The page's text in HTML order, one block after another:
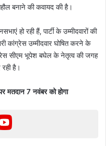
बनाने की कवायद की है।
हो रही हैं, पार्टी के उम्मीदवारों की
कांग्रेस उम्मीदवार घोषित करने के
सीएम भूपेश बघेल के नेतृत्व की जगह
है।
मतदान 7 नवंबर को होगा